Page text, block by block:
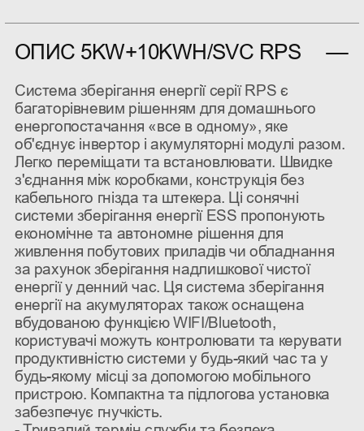
ОПИС 5KW+10KWH/SVC RPS
Система зберігання енергії серії RPS є
багаторівневим рішенням для домашнього
енергопостачання «все в одному», яке
об'єднує інвертор і акумуляторні модулі разом.
Легко переміщати та встановлювати. Швидке
з'єднання між коробками, конструкція без
кабельного гнізда та штекера. Ці сонячні
системи зберігання енергії ESS пропонують
економічне та автономне рішення для
живлення побутових приладів чи обладнання
за рахунок зберігання надлишкової чистої
енергії у денний час. Ця система зберігання
енергії на акумуляторах також оснащена
вбудованою функцією WIFI/Bluetooth,
користувачі можуть контролювати та керувати
продуктивністю системи у будь-який час та у
будь-якому місці за допомогою мобільного
пристрою. Компактна та підлогова установка
забезпечує гнучкість.